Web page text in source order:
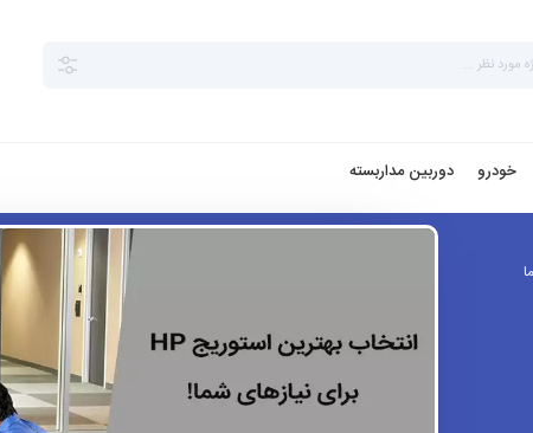
خودرو دوربین مداربسته